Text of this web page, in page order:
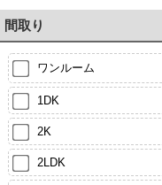
間取り
ワンルーム
1DK
2K
2LDK